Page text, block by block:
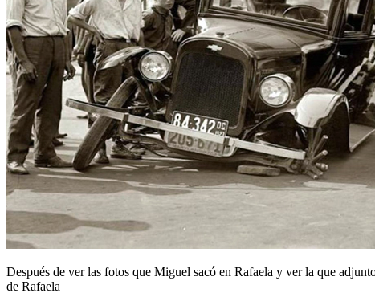
Después de ver las fotos que Miguel sacó en Rafaela y ver la que
de Rafaela